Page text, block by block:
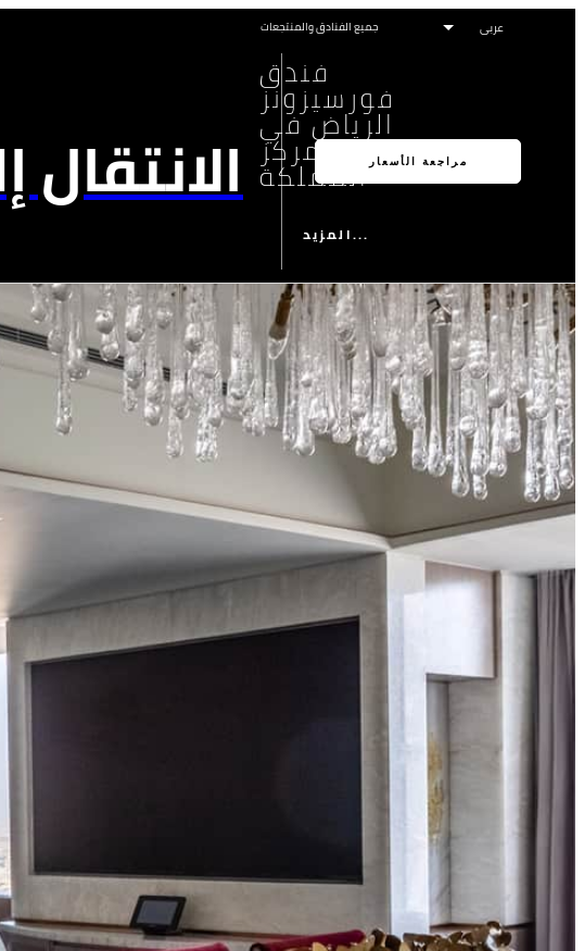
جميع الفنادق والمنتجعات
فندق
فورسيزونز
الرياض في
مركز
المملكة
المزيد...
مراجعة الأسعار